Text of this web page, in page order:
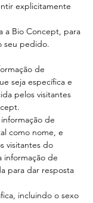
explicitamente
a Bio Concept, para
seu pedido.
de
seja específica e
pelos visitantes
de
como nome, e
visitantes do
informação de
para dar resposta
incluindo o sexo